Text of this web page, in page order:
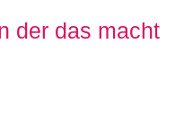
der das macht